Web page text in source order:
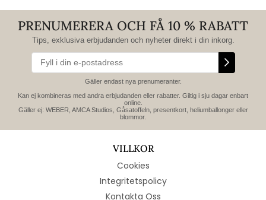
PRENUMERERA OCH FÅ 10 % RABATT
Tips, exklusiva erbjudanden och nyheter direkt i din inkorg.
Gäller endast nya prenumeranter.
Kan ej kombineras med andra erbjudanden eller rabatter. Giltig i sju dagar enbart
online.
Gäller ej: WEBER, AMCA Studios, Gåsatoffeln, presentkort, heliumballonger eller
blommor.
VILLKOR
Cookies
Integritetspolicy
Kontakta Oss